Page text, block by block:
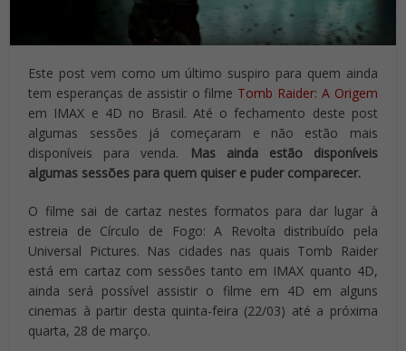
Este post vem como um último suspiro para quem ainda
tem esperanças de assistir o filme Tomb Raider: A Origem
em IMAX e 4D no Brasil. Até o fechamento deste post
algumas sessões já começaram e não estão mais
disponíveis para venda.
Mas ainda estão disponíveis
algumas sessões para quem quiser e puder comparecer.
O filme sai de cartaz nestes formatos para dar lugar à
estreia de Círculo de Fogo: A Revolta distribuído pela
Universal Pictures. Nas cidades nas quais Tomb Raider
está em cartaz com sessões tanto em IMAX quanto 4D,
ainda será possível assistir o filme em 4D em alguns
cinemas à partir desta quinta-feira (22/03) até a próxima
quarta, 28 de março.